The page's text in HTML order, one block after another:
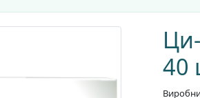
40